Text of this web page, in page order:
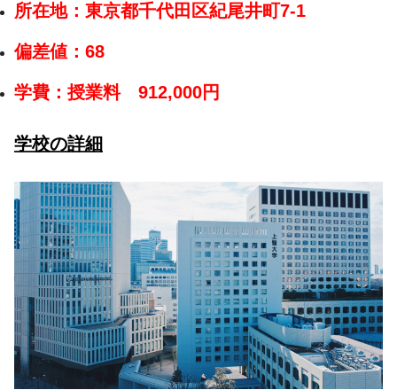
所在地：東京都千代田区紀尾井町7-1
偏差値： 68
学費：授業料 912,000円
学校の詳細